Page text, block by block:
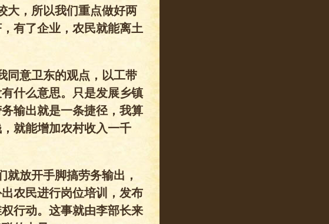
大，所以我们重点做好两
有了企业，农民就能离土
同意卫东的观点，以工带
什么意思。只是发展乡镇
输出就是一条捷径，我算
就能增加农村收入一千
放开手脚搞劳务输出，
农民进行岗位培训，发布
行动。这事就由李部长来